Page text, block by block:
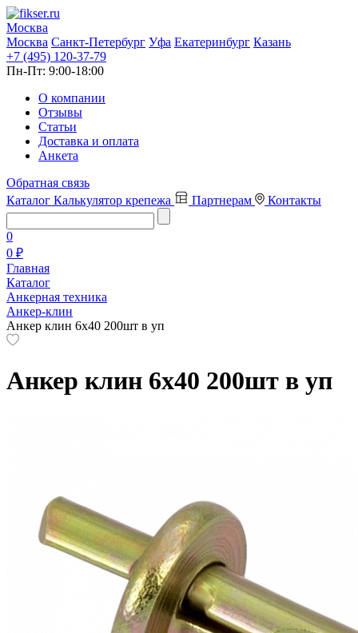
Москва
Москва Санкт-Петербург Уфа Екатеринбург Казань
+7 (495) 120-37-79
Пн-Пт: 9:00-18:00
О компании
Отзывы
Статьи
Доставка и оплата
Анкета
Обратная связь
Каталог Калькулятор крепежа Партнерам Контакты
0
0 ₽
Главная
Каталог
Анкерная техника
Анкер-клин
Анкер клин 6х40 200шт в уп
Анкер клин 6х40 200шт в уп